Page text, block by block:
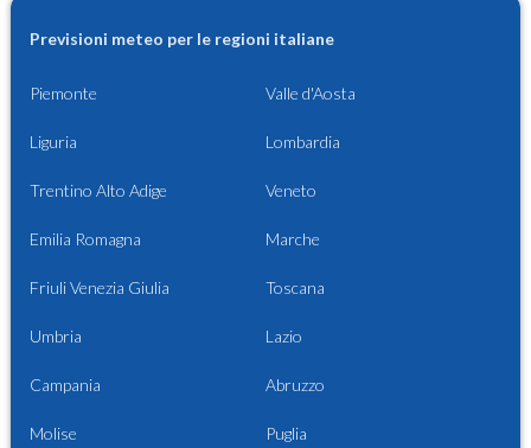
Previsioni meteo per le regioni italiane
Piemonte Valle d'Aosta
Liguria Lombardia
Trentino Alto Adige Veneto
Emilia Romagna Marche
Friuli Venezia Giulia Toscana
Umbria Lazio
Campania Abruzzo
Molise Puglia